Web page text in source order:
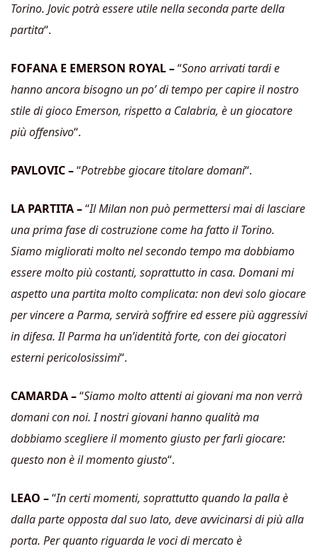
Torino. Jovic potrà essere utile nella seconda parte della
partita“.
FOFANA E EMERSON ROYAL –“Sono arrivati tardi e
hanno ancora bisogno un po’ di tempo per capire il nostro
stile di gioco Emerson, rispetto a Calabria, è un giocatore
più offensivo“.
PAVLOVIC –“Potrebbe giocare titolare domani“.
LA PARTITA –“Il Milan non può permettersi mai di lasciare
una prima fase di costruzione come ha fatto il Torino.
Siamo migliorati molto nel secondo tempo ma dobbiamo
essere molto più costanti, soprattutto in casa. Domani mi
aspetto una partita molto complicata: non devi solo giocare
per vincere a Parma, servirà soffrire ed essere più aggressivi
in difesa. Il Parma ha un’identità forte, con dei giocatori
esterni pericolosissimi“.
CAMARDA –“Siamo molto attenti ai giovani ma non verrà
domani con noi. I nostri giovani hanno qualità ma
dobbiamo scegliere il momento giusto per farli giocare:
questo non è il momento giusto“.
LEAO –“In certi momenti, soprattutto quando la palla è
dalla parte opposta dal suo lato, deve avvicinarsi di più alla
porta. Per quanto riguarda le voci di mercato è